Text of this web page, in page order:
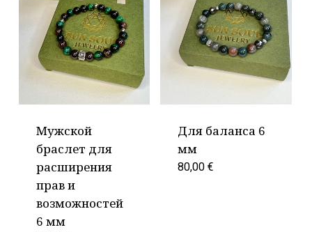
Мужской
браслет для
расширения
прав и
возможностей
6 мм
Для баланса 6
мм
80,00€